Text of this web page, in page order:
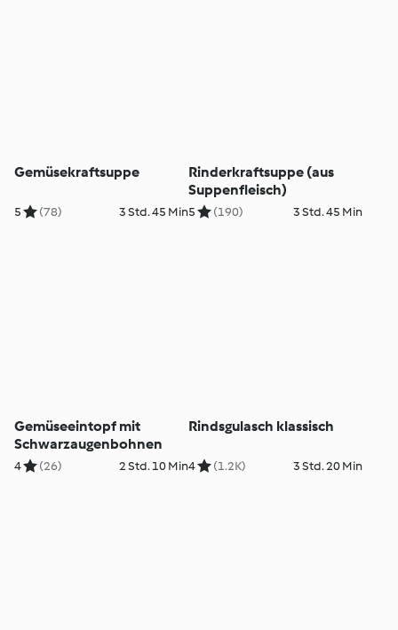
Gemüsekraftsuppe
5 (78) 3 Std. 45 Min
Rinderkraftsuppe (aus
Suppenfleisch)
5 (190) 3 Std. 45 Min
Gemüseeintopf mit
Schwarzaugenbohnen
4 (26) 2 Std. 10 Min
Rindsgulasch klassisch
4 (1.2K) 3 Std. 20 Min